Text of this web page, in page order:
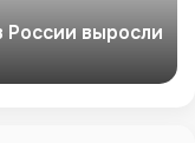
России выросли